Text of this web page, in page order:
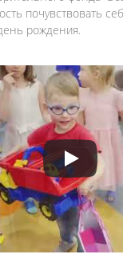
почувствовать
рождения.